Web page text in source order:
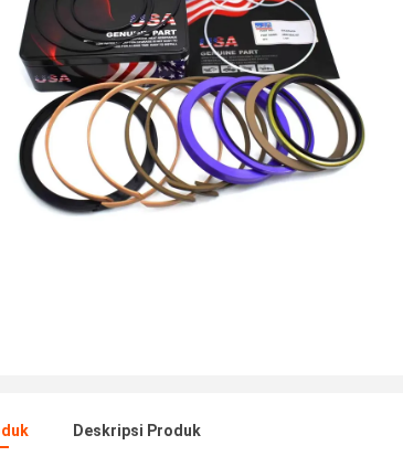
Deskripsi Produk